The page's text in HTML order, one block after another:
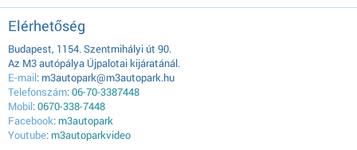
Elérhetőség
Budapest, 1154. Szentmihályi út 90.
Az M3 autópálya Újpalotai kijáratánál.
E-mail: m3autopark@m3autopark.hu
Telefonszám:06-70-3387448
Mobil:0670-338-7448
Facebook: m3autopark
Youtube: m3autoparkvideo